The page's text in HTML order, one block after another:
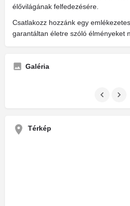
élővilágának felfedezésére.
Csatlakozz hozzánk egy
garantáltan életre szóló élményeket
Galéria
Térkép